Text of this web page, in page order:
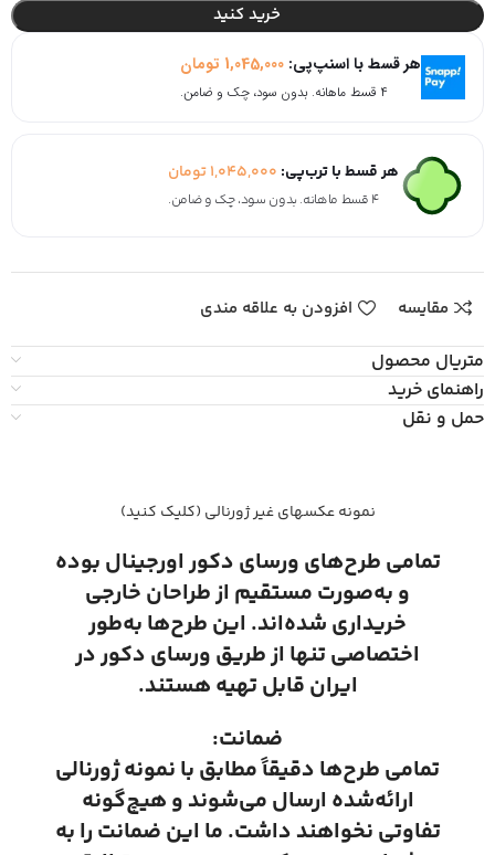
خرید کنید
هر قسط با اسنپ‌پی:1,045,000 تومان
۴ قسط ماهانه. بدون سود، چک و ضامن.
هر قسط با ترب‌پی: 1,045,000تومان
۴ قسط ماهانه. بدون سود، چک و ضامن.
مقایسه افزودن به علاقه مندی
متریال محصول
راهنمای خرید
حمل و نقل
نمونه عکسهای غیر ژورنالی (کلیک کنید)
تمامی طرح‌های ورسای دکور اورجینال بوده
و به‌صورت مستقیم از طراحان خارجی
خریداری شده‌اند. این طرح‌ها به‌طور
اختصاصی تنها از طریق ورسای دکور در
ایران قابل تهیه هستند.
ضمانت:
تمامی طرح‌ها دقیقاً مطابق با نمونه ژورنالی
ارائه‌شده ارسال می‌شوند و هیچ‌گونه
تفاوتی نخواهند داشت. ما این ضمانت را به